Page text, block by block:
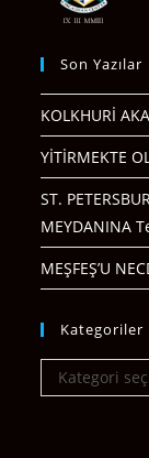
Son Yazılar
KOLKHURİ
YİTİRMEKTE
ST.
MEYDANINA
MEŞFEŞ’U
Kategoriler
Kategoriler
Kategori